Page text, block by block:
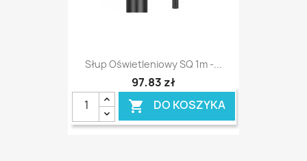
Słup Oświetleniowy SQ 1m -...
97,83 zł
 DO KOSZYKA